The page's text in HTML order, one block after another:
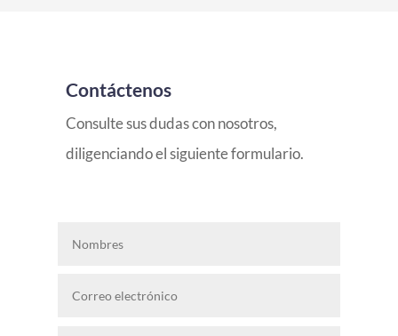
Contáctenos
Consulte sus dudas con nosotros,
diligenciando el siguiente formulario.